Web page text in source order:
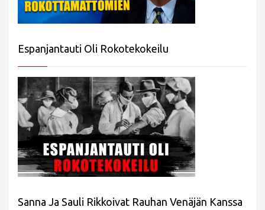
Espanjantauti Oli Rokotekokeilu
Sanna Ja Sauli Rikkoivat Rauhan Venäjän Kanssa